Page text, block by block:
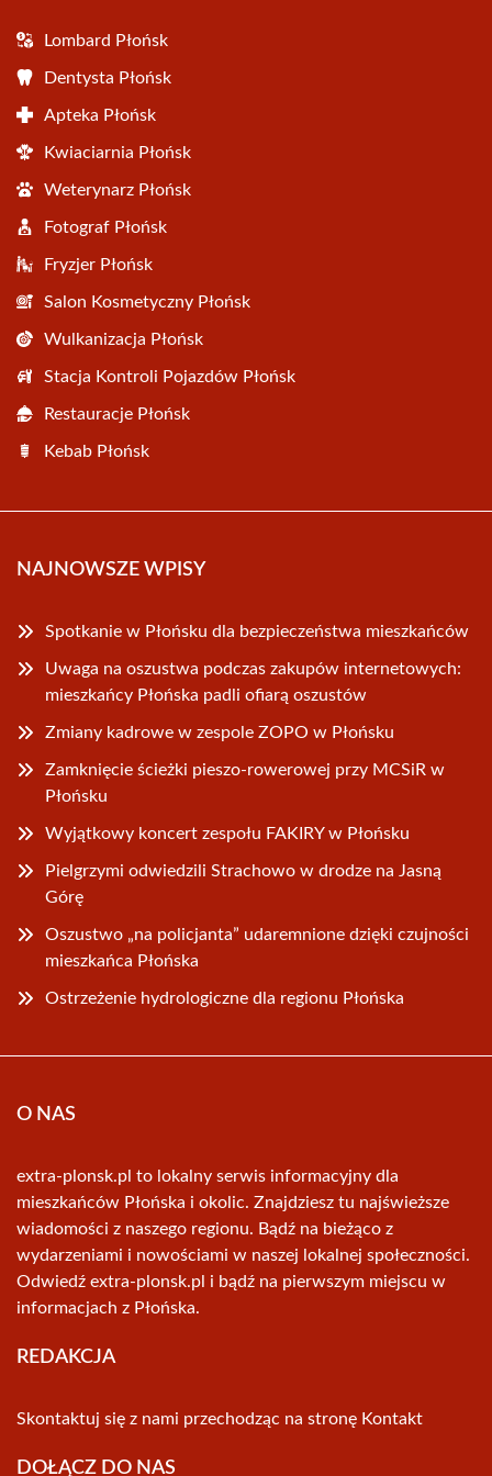
Lombard Płońsk
Dentysta Płońsk
Apteka Płońsk
Kwiaciarnia Płońsk
Weterynarz Płońsk
Fotograf Płońsk
Fryzjer Płońsk
Salon Kosmetyczny Płońsk
Wulkanizacja Płońsk
Stacja Kontroli Pojazdów Płońsk
Restauracje Płońsk
Kebab Płońsk
NAJNOWSZE WPISY
Spotkanie w Płońsku dla bezpieczeństwa mieszkańców
Uwaga na oszustwa podczas zakupów internetowych:
mieszkańcy Płońska padli ofiarą oszustów
Zmiany kadrowe w zespole ZOPO w Płońsku
Zamknięcie ścieżki pieszo-rowerowej przy MCSiR w
Płońsku
Wyjątkowy koncert zespołu FAKIRY w Płońsku
Pielgrzymi odwiedzili Strachowo w drodze na Jasną
Górę
Oszustwo „na policjanta” udaremnione dzięki czujności
mieszkańca Płońska
Ostrzeżenie hydrologiczne dla regionu Płońska
O NAS
extra-plonsk.pl to lokalny serwis informacyjny dla
mieszkańców Płońska i okolic. Znajdziesz tu najświeższe
wiadomości z naszego regionu. Bądź na bieżąco z
wydarzeniami i nowościami w naszej lokalnej społeczności.
Odwiedź extra-plonsk.pl i bądź na pierwszym miejscu w
informacjach z Płońska.
REDAKCJA
Skontaktuj się z nami przechodząc na stronę Kontakt
DOŁĄCZ DO NAS